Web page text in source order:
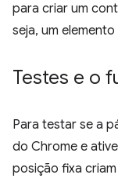
para criar um
seja, um
Testes e o
Para testar se a
do Chrome e
posição fixa